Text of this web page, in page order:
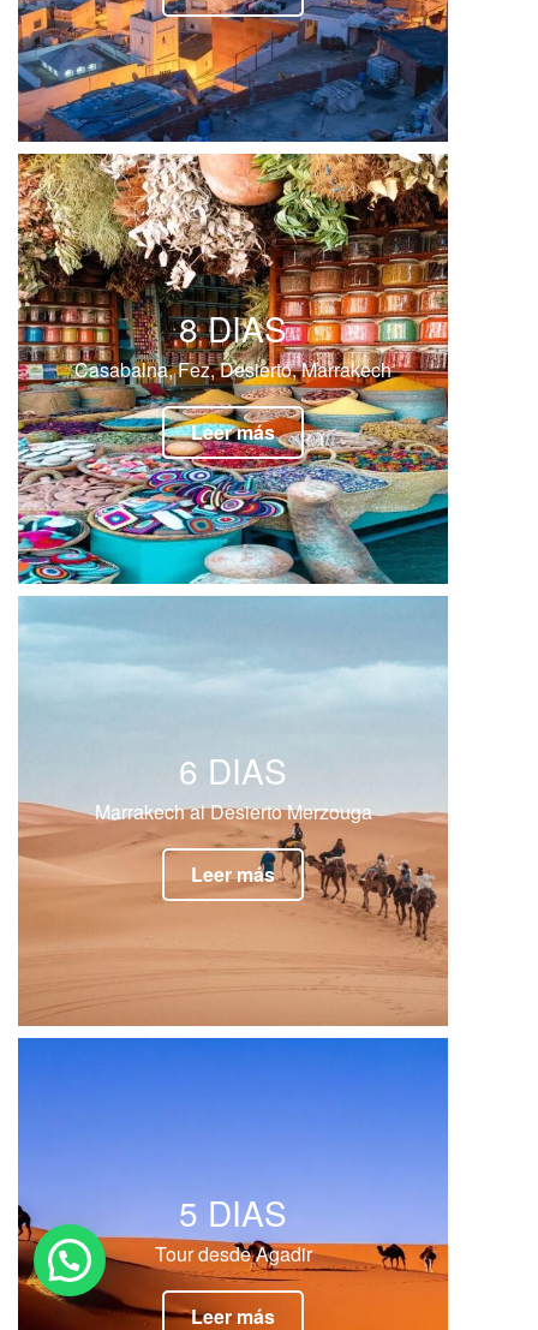
8 DIAS
Casabalna, Fez, Desierto, Marrakech
Leer más
6 DIAS
Marrakech al Desierto Merzouga
Leer más
5 DIAS
Tour desde Agadir
Leer más